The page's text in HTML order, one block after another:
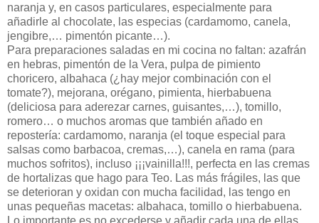
naranja y, en casos particulares, especialmente para
añadirle al chocolate, las especias (cardamomo, canela,
jengibre,… pimentón picante…).
Para preparaciones saladas en mi cocina no faltan: azafrán
en hebras, pimentón de la Vera, pulpa de pimiento
choricero, albahaca (¿hay mejor combinación con el
tomate?), mejorana, orégano, pimienta, hierbabuena
(deliciosa para aderezar carnes, guisantes,…), tomillo,
romero… o muchos aromas que también añado en
repostería: cardamomo, naranja (el toque especial para
salsas como barbacoa, cremas,…), canela en rama (para
muchos sofritos), incluso ¡¡¡vainilla!!!, perfecta en las cremas
de hortalizas que hago para Teo. Las más frágiles, las que
se deterioran y oxidan con mucha facilidad, las tengo en
unas pequeñas macetas: albahaca, tomillo o hierbabuena.
Lo importante es no excederse y añadir cada una de ellas